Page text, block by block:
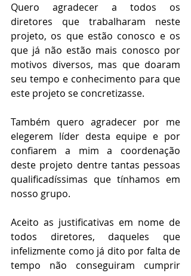
Quero agradecer a todos os
diretores que trabalharam neste
projeto, os que estão conosco e os
que já não estão mais conosco por
motivos diversos, mas que doaram
seu tempo e conhecimento para que
este projeto se concretizasse.
Também quero agradecer por me
elegerem líder desta equipe e por
confiarem a mim a coordenação
deste projeto dentre tantas pessoas
qualificadíssimas que tínhamos em
nosso grupo.
Aceito as justificativas em nome de
todos diretores, daqueles que
infelizmente como já dito por falta de
tempo não conseguiram cumprir